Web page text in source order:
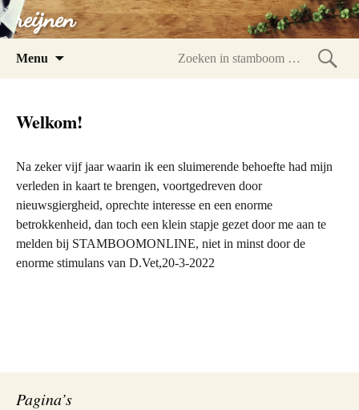
reijnen
Menu
Welkom!
Na zeker vijf jaar waarin ik een sluimerende behoefte had mijn
verleden in kaart te brengen, voortgedreven door
nieuwsgiergheid, oprechte interesse en een enorme
betrokkenheid, dan toch een klein stapje gezet door me aan te
melden bij STAMBOOMONLINE, niet in minst door de
enorme stimulans van D.Vet,20-3-2022
Pagina’s